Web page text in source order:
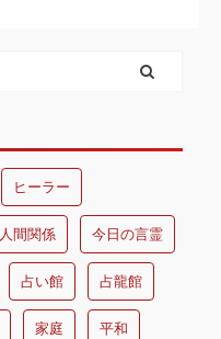
ヒーラー
人間関係 今日の言霊
占い館 占龍館
家庭 平和